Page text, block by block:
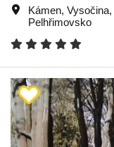
Kámen, Vysočina,
Pelhřimovsko